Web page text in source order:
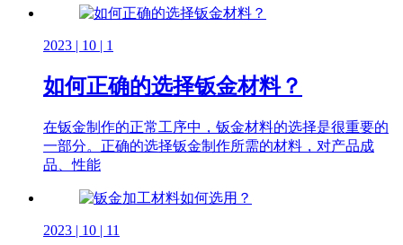
2023 | 10 | 1
如何正确的选择钣金材料？
在钣金制作的正常工序中，钣金材料的选择是很重要的
一部分。正确的选择钣金制作所需的材料，对产品成
品、性能
2023 | 10 | 11